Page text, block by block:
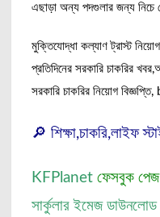
এছাড়া অন্য পদগুলার জন্য নিচে
মুক্তিযোদ্ধা কল্যাণ ট্রাস্ট
প্রতিদিনের সরকারি চাকরির
সরকারি চাকরির নিয়োগ
🔎 শিক্ষা,চাকরি,লাইফ
KFPlanet ফেসবুক পেজ
সার্কুলার ইমেজ